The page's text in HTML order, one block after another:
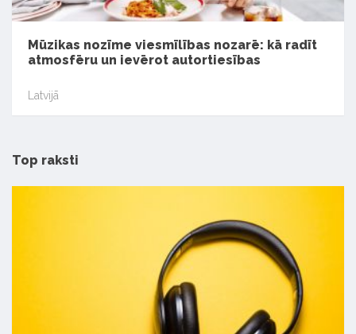
Mūzikas nozīme viesmīlības nozarē: kā radīt
atmosfēru un ievērot autortiesības
Latvijā
Top raksti